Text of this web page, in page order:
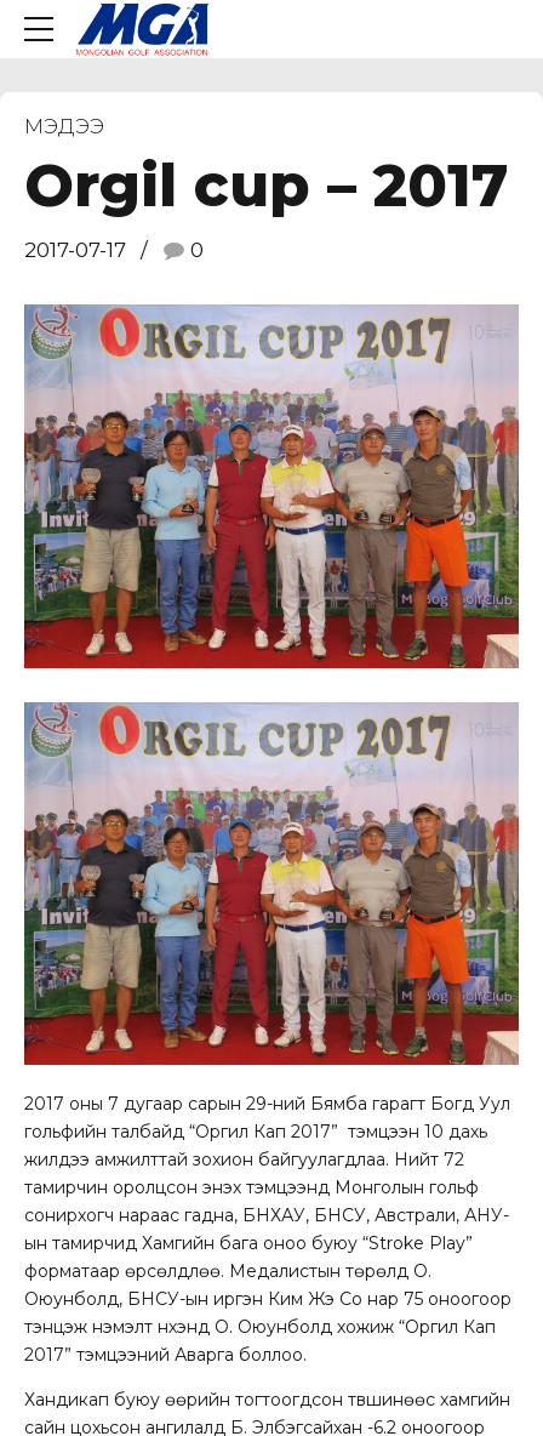
МЭДЭЭ
Orgil cup – 2017
2017-07-17 0
2017 оны 7 дугаар сарын 29-ний Бямба гарагт Богд Уул
гольфийн талбайд “Оргил Кап 2017” тэмцээн 10 дахь
жилдээ амжилттай зохион байгуулагдлаа. Нийт 72
тамирчин оролцсон энэхүү тэмцээнд Монголын гольф
сонирхогч нараас гадна, БНХАУ, БНСУ, Австрали, АНУ-
ын тамирчид Хамгийн бага оноо буюу “Stroke Play”
форматаар өрсөлдлөө. Медалистын төрөлд О.
Оюунболд, БНСУ-ын иргэн Ким Жэ Со нар 75 оноогоор
тэнцэж нэмэлт нүхэнд О. Оюунболд хожиж “Оргил Кап
2017” тэмцээний Аварга боллоо.
Хандикап буюу өөрийн тогтоогдсон түвшинөөс хамгийн
сайн цохьсон ангилалд Б. Элбэгсайхан -6.2 оноогоор